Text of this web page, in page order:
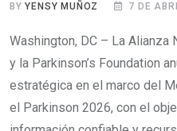
BYYENSY MUÑOZ 7 DE
Washington, DC – La Alianza
y la Parkinson’s Foundation
estratégica en el marco del
el Parkinson 2026, con el